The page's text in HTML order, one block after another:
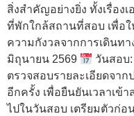
สิ่งสำคัญอย่างยิ่ง ทั้งเรื่อง
ที่พักใกล้สถานที่สอบ เพื่อ
ความกังวลจากการเดินท
มิถุนายน 2569
วันสอบ
ตรวจสอบรายละเอียดจา
อีกครั้ง เพื่อยืนยันเวลาเข้
ไปในวันสอบ เตรียมตัวก่